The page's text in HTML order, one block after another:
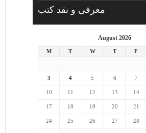
معرفی و نقد کتب
August 2026
M T W T F
3 4 5 6 7
10 11 12 13 14
17 18 19 20 21
24 25 26 27 28